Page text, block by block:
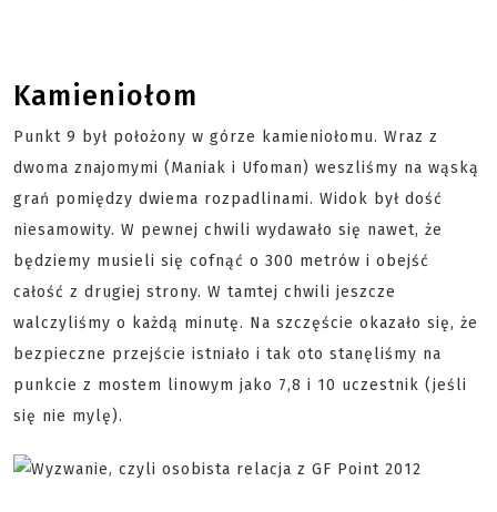
Kamieniołom
Punkt 9 był położony w górze kamieniołomu. Wraz z
dwoma znajomymi (Maniak i Ufoman) weszliśmy na wąską
grań pomiędzy dwiema rozpadlinami. Widok był dość
niesamowity. W pewnej chwili wydawało się nawet, że
będziemy musieli się cofnąć o 300 metrów i obejść
całość z drugiej strony. W tamtej chwili jeszcze
walczyliśmy o każdą minutę. Na szczęście okazało się, że
bezpieczne przejście istniało i tak oto stanęliśmy na
punkcie z mostem linowym jako 7,8 i 10 uczestnik (jeśli
się nie mylę).